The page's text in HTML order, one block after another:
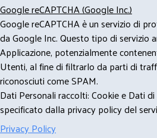
Google reCAPTCHA (Google Inc.)
Google reCAPTCHA è un servizio di
da Google Inc. Questo tipo di servizio
Applicazione, potenzialmente
Utenti, al fine di filtrarlo da parti di
riconosciuti come SPAM.
Dati Personali raccolti: Cookie e Dati
specificato dalla privacy policy del
Privacy Policy